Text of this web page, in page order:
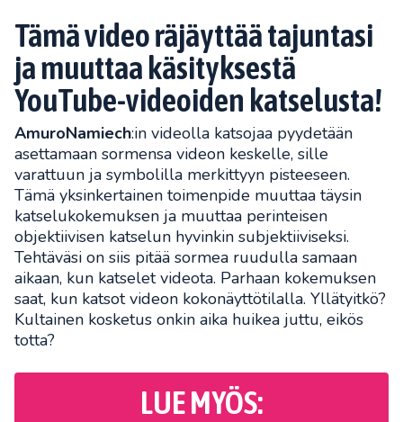
Tämä video räjäyttää tajuntasi
ja muuttaa käsityksestä
YouTube-videoiden katselusta!
AmuroNamiech:in videolla katsojaa pyydetään
asettamaan sormensa videon keskelle, sille
varattuun ja symbolilla merkittyyn pisteeseen.
Tämä yksinkertainen toimenpide muuttaa täysin
katselukokemuksen ja muuttaa perinteisen
objektiivisen katselun hyvinkin subjektiiviseksi.
Tehtäväsi on siis pitää sormea ruudulla samaan
aikaan, kun katselet videota. Parhaan kokemuksen
saat, kun katsot videon kokonäyttötilalla. Yllätyitkö?
Kultainen kosketus onkin aika huikea juttu, eikös
totta?
LUE MYÖS: